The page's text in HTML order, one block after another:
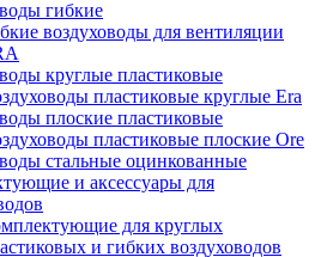
гибкие
воздуховоды для вентиляции
круглые пластиковые
пластиковые круглые Era
плоские пластиковые
пластиковые плоские Ore
стальные оцинкованные
и аксессуары для
для круглых
и гибких воздуховодов